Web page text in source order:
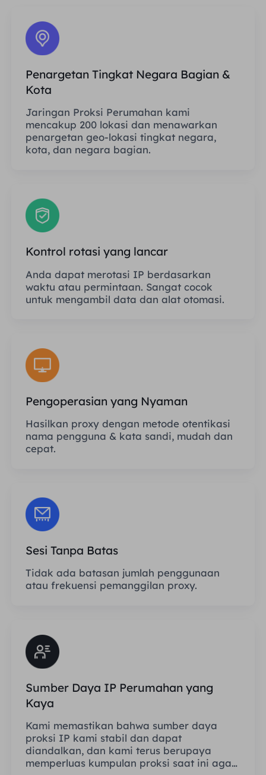
Penargetan Tingkat Negara Bagian &
Kota
Jaringan Proksi Perumahan kami
mencakup 200 lokasi dan menawarkan
penargetan geo-lokasi tingkat negara,
kota, dan negara bagian.
Kontrol rotasi yang lancar
Anda dapat merotasi IP berdasarkan
waktu atau permintaan. Sangat cocok
untuk mengambil data dan alat otomasi.
Pengoperasian yang Nyaman
Hasilkan proxy dengan metode otentikasi
nama pengguna & kata sandi, mudah dan
cepat.
Sesi Tanpa Batas
Tidak ada batasan jumlah penggunaan
atau frekuensi pemanggilan proxy.
Sumber Daya IP Perumahan yang
Kaya
Kami memastikan bahwa sumber daya
proksi IP kami stabil dan dapat
diandalkan, dan kami terus berupaya
memperluas kumpulan proksi saat ini agar